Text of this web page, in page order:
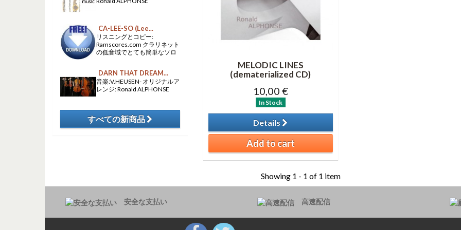
MELODIC LINES
(dematerialized CD)
10,00 €
In Stock
Details
Add to cart
Showing 1 - 1 of 1 item
CA-LEE-SO (Lee...
リスニングとコピー:
Ramscores.com クラリネット
の低音域でとても簡単なソロ
DARN THAT DREAM...
音楽:V.HEUSEN- オリジナルア
レンジ: Ronald ALPHONSE
すべての新商品
安全な支払い 高速配信